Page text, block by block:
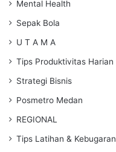
Mental Health
Sepak Bola
U T A M A
Tips Produktivitas Harian
Strategi Bisnis
Posmetro Medan
REGIONAL
Tips Latihan & Kebugaran